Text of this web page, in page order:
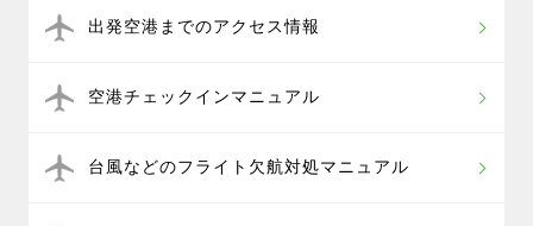
出発空港までのアクセス情報
空港チェックインマニュアル
台風などのフライト欠航対処マニュアル